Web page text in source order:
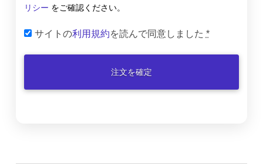
リシー をご確認ください。
サイトの利用規約を読んで同意しました *
注文を確定